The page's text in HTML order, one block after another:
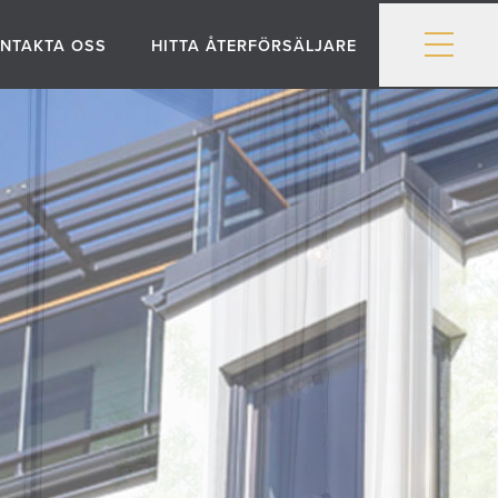
OSS HITTA ÅTERFÖRSÄLJARE